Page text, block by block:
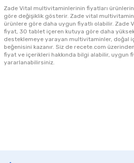
Zade Vital multivitaminlerinin fiyatları
göre değişiklik gösterir. Zade vital
ürünlere göre daha uygun fiyatlı olabilir. Zade
fiyat, 30 tablet içeren kutuya göre daha yüksek
desteklemeye yarayan multivitaminler, doğal
beğenisini kazanır. Siz de recete.com
fiyat ve içerikleri hakkında bilgi alabilir, uygun
yararlanabilirsiniz.